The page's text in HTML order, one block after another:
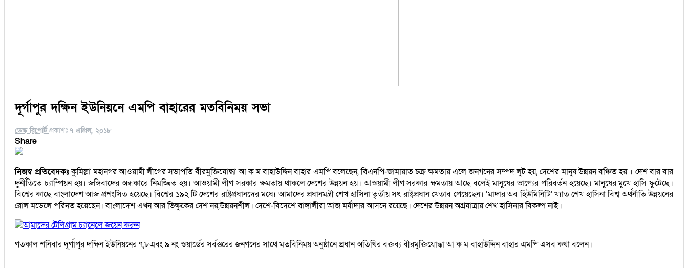
দূর্গাপুর দক্ষিন ইউনিয়নে এমপি বাহারের মতবিনিময় সভা
ডেস্ক রিপোর্ট প্রকাশঃ ৭ এপ্রিল, ২০১৮
Share
নিজস্ব প্রতিবেদকঃকুমিল্লা মহানগর আওয়ামী লীগের সভাপতি বীরমুক্তিযোদ্ধা আ ক ম বাহাউদ্দিন বাহার এমপি বলেছেন, বিএনপি-জামায়াত চক্র ক্ষমতায় এলে জনগনের সম্পদ লুট হয়, দেশের মানুষ উন্নয়ন বঞ্চিত হয় । দেশ বার বার
দুর্নীতিতে চ্যাম্পিয়ন হয়। জঙ্গিবাদের অন্ধকারে নিমজ্জিত হয়। আওয়ামী লীগ সরকার ক্ষমতায় থাকলে দেশের উন্নয়ন হয়। আওয়ামী লীগ সরকার ক্ষমতায় আছে বলেই মানুষের ভাগ্যের পরিবর্তন হয়েছে। মানুষের মুখে হাসি ফুটেছে।
বিশ্বের কাছে বাংলাদেশ আজ প্রশংসিত হয়েছে। বিশ্বের ১৯২ টি দেশের রাষ্ট্রপ্রধানদের মধ্যে আমাদের প্রধানমন্ত্রী শেখ হাসিনা তৃতীয় সৎ রাষ্ট্রপ্রধান খেতাব পেয়েছেন। ‘মাদার অব হিউমিনিটি’ খ্যাত শেখ হাসিনা বিশ্ব অর্থনীতি উন্নয়নের
রোল মডেলে পরিনত হয়েছেন। বাংলাদেশ এখন আর ভিক্ষুকের দেশ নয়,উন্নয়নশীল। দেশে-বিদেশে বাঙ্গালীরা আজ মর্যাদার আসনে রয়েছে। দেশের উন্নয়ন অগ্রযাত্রায় শেখ হাসিনার বিকল্প নাই।
আমাদের টেলিগ্রাম চ্যানেলে জয়েন করুন
গতকাল শনিবার দূর্গাপুর দক্ষিন ইউনিয়নের ৭,৮এবং ৯ নং ওয়ার্ডের সর্বস্তরের জনগনের সাথে মতবিনিময় অনুষ্ঠানে প্রধান অতিথির বক্তব্য বীরমুক্তিযোদ্ধা আ ক ম বাহাউদ্দিন বাহার এমপি এসব কথা বলেন।